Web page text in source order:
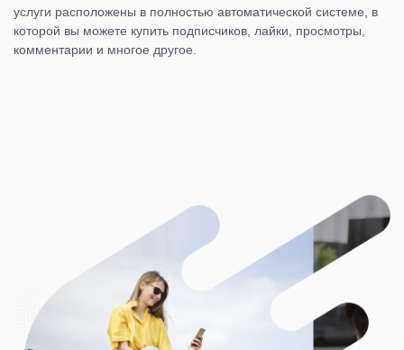
услуги расположены в полностью автоматической системе, в
которой вы можете купить подписчиков, лайки, просмотры,
комментарии и многое другое.